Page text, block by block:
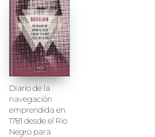
Diario de la
navegación
emprendida en
1781 desde el Rio
Negro para